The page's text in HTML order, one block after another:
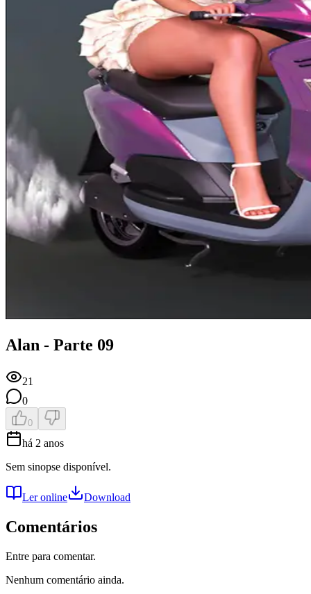
Alan - Parte 09
21
0
0
há 2 anos
Sem sinopse disponível.
Ler online Download
Comentários
Entre para comentar.
Nenhum comentário ainda.